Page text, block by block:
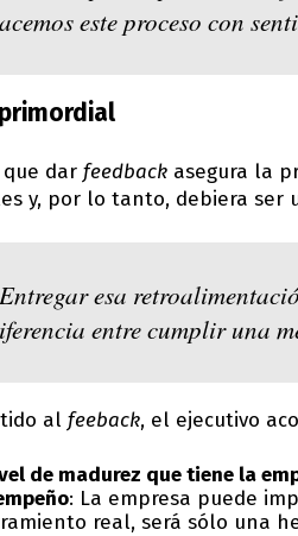
este proceso con
dar feedback asegura la
y, por lo tanto, debiera
esa
entre cumplir una
al feeback, el ejecutivo
de madurez que tiene la
: La empresa puede
real, será sólo una